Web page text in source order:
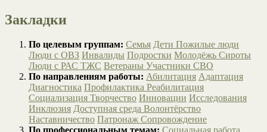
Закладки
По целевым группам: Семья Дети Пожилые люди
Люди с ОВЗ Инвалиды Подростки Молодёжь Сироты
Люди с РАС ТЖС Ветераны Участники СВО
По направлениям работы: Абилитация Адаптация
Диагностика Профилактика Реабилитация
Социализация Творчество Инновации Исследования
Инклюзия Доступная среда Волонтёрство
Наставничество Патронаж Сопровождение